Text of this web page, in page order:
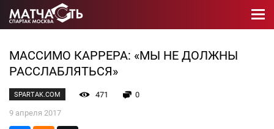
МАССИМО КАРРЕРА: «МЫ НЕ ДОЛЖНЫ
РАССЛАБЛЯТЬСЯ»
SPARTAK.COM 471
0
9 апреля 2017